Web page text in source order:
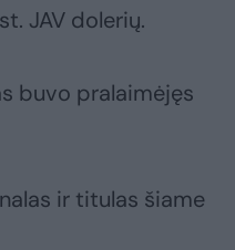
JAV dolerių.
buvo pralaimėjęs
ir titulas šiame